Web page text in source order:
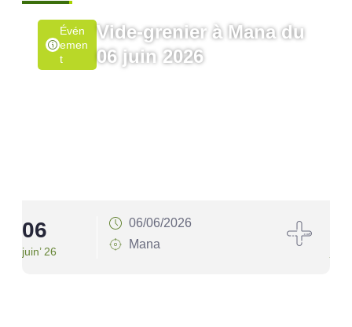
Évén
Emen
T
Vide-grenier à Mana du
06 juin 2026
06
juin’ 26
06/06/2026
Mana